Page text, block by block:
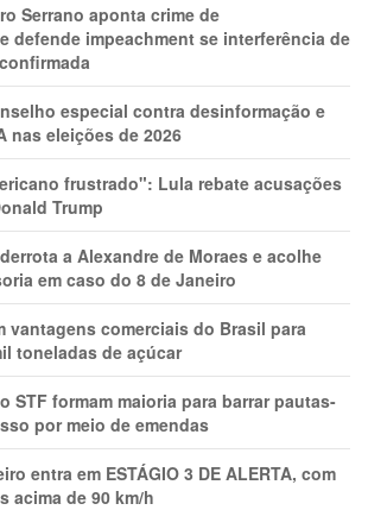
Serrano aponta crime de
defende impeachment se interferência de
especial contra desinformação e
nas eleições de 2026
frustrado": Lula rebate acusações
Trump
a Alexandre de Moraes e acolhe
em caso do 8 de Janeiro
vantagens comerciais do Brasil para
toneladas de açúcar
STF formam maioria para barrar pautas-
por meio de emendas
entra em ESTÁGIO 3 DE ALERTA, com
acima de 90 km/h